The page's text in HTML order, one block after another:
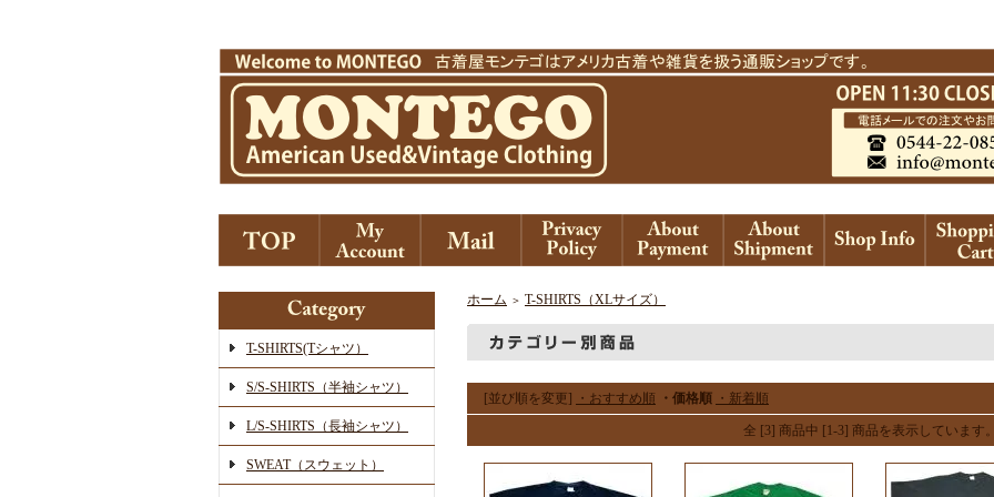
T-SHIRTS(Tシャツ）
S/S-SHIRTS（半袖シャツ）
L/S-SHIRTS（長袖シャツ）
SWEAT（スウェット）
ホーム ＞ T-SHIRTS（XLサイズ）
[並び順を変更] ・おすすめ順 ・価格順 ・新着順
全 [3] 商品中 [1-3] 商品を表示しています